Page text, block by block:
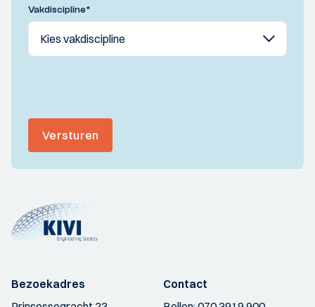
Vakdiscipline*
Versturen
Bezoekadres
Contact